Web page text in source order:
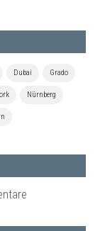
Dubai Grado
Nürnberg